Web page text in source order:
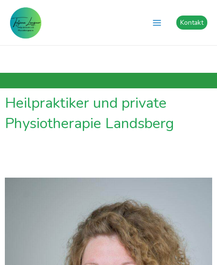
Inhalt
springen
Menu Kontakt
Heilpraktiker und private
Physiotherapie Landsberg